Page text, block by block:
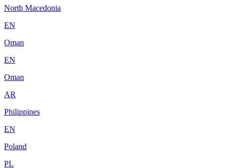
North Macedonia
EN
Oman
EN
Oman
AR
Philippines
EN
Poland
PL